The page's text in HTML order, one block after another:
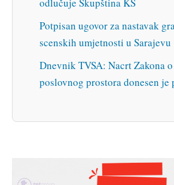
odlučuje Skupština KS
Potpisan ugovor za nastavak
scenskih umjetnosti u Sarajevu
Dnevnik TVSA: Nacrt Zakona
poslovnog prostora donesen je